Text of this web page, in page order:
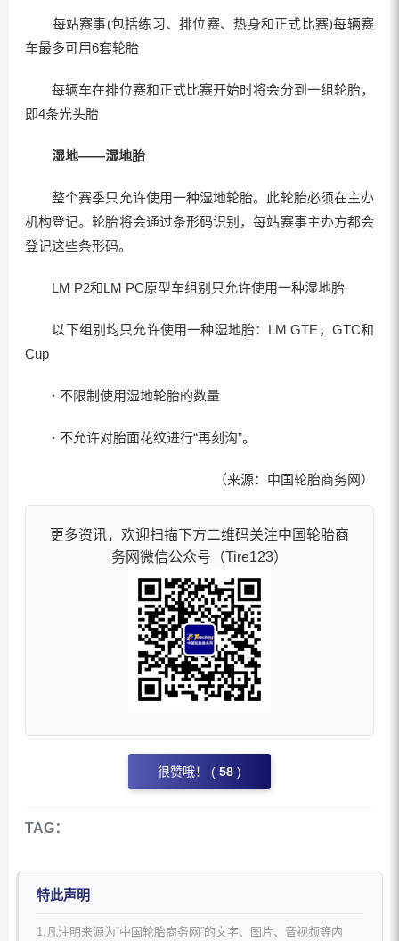
每站赛事(包括练习、排位赛、热身和正式比赛)每辆赛
车最多可用6套轮胎
每辆车在排位赛和正式比赛开始时将会分到一组轮胎，
即4条光头胎
湿地——湿地胎
整个赛季只允许使用一种湿地轮胎。此轮胎必须在主办
机构登记。轮胎将会通过条形码识别，每站赛事主办方都会
登记这些条形码。
LM P2和LM PC原型车组别只允许使用一种湿地胎
以下组别均只允许使用一种湿地胎：LM GTE，GTC和
Cup
· 不限制使用湿地轮胎的数量
· 不允许对胎面花纹进行“再刻沟”。
（来源：中国轮胎商务网）
更多资讯，欢迎扫描下方二维码关注中国轮胎商
务网微信公众号（Tire123）
很赞哦！ ( 58 )
TAG：
特此声明
1.凡注明来源为“中国轮胎商务网”的文字、图片、音视频等内